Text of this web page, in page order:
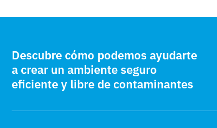
Descubre cómo podemos ayudarte
a crear un ambiente seguro
eficiente y libre de contaminantes